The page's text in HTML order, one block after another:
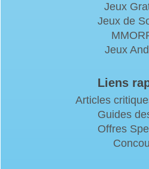
Jeux
Jeux de
Jeux
Liens
Articles
Guides
Offres